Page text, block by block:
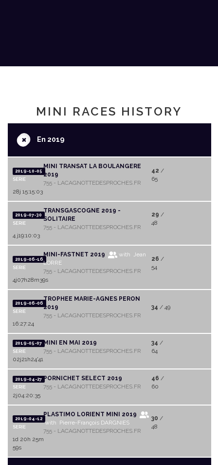
MINI RACES HISTORY
+En 2019
2019-10-05
SERIE
MINI TRANSAT LA BOULANGERE
2019
755 - LACAGNOTTEDESPROCHES.FR
42 /
65
28j 15:15:03
2019-07-30
SERIE
TRANSGASCOGNE 2019 -
SOLITAIRE
755 - LACAGNOTTEDESPROCHES.FR
29 /
48
4 j19:10:03
2019-06-16
SERIE
MINI-FASTNET 2019
with Jean
LORRE
755 - LACAGNOTTEDESPROCHES.FR
26 /
54
4j07h28m39s
2019-06-06
SERIE
TROPHEE MARIE-AGNES PERON
2019
755 - LACAGNOTTEDESPROCHES.FR
34 / 49
16:27:24
2019-05-07
SERIE
MINI EN MAI 2019
755 - LACAGNOTTEDESPROCHES.FR
34 /
64
02j21h24'41
2019-04-27
SERIE
PORNICHET SELECT 2019
755 - LACAGNOTTEDESPROCHES.FR
46 /
60
2j04:20:35
2019-04-12
SERIE
PLASTIMO LORIENT MINI 2019
with Pierre-François DARGNIES
755 - LACAGNOTTEDESPROCHES.FR
30 /
48
1d 20h 25m
59s